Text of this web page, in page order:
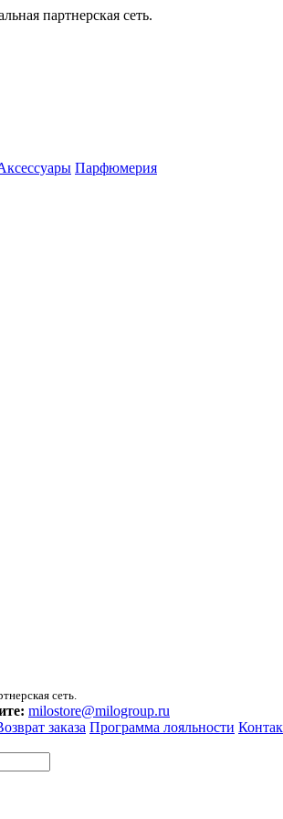
партнерская сеть.
Парфюмерия
сеть.
milostore@milogroup.ru
заказа Программа лояльности